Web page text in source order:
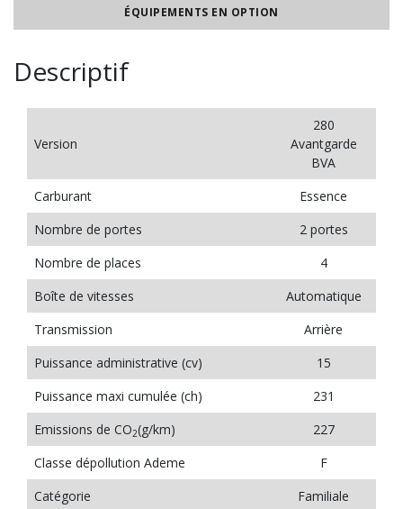
ÉQUIPEMENTS EN OPTION
Descriptif
Version
280
Avantgarde
BVA
Carburant
Essence
Nombre de portes
2 portes
Nombre de places
4
Boîte de vitesses
Automatique
Transmission
Arrière
Puissance administrative (cv)
15
Puissance maxi cumulée (ch)
231
Emissions de CO2(g/km)
227
Classe dépollution Ademe
F
Catégorie
Familiale